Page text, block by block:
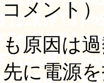
コメント
原因は
に電源